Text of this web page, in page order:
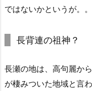
ではないかというが。。
長背連の祖神？
長瀬の地は、高句麗か
が棲みついた地域と言